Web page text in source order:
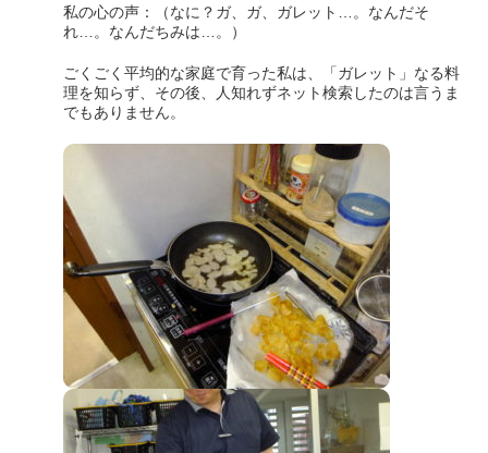
私の心の声：（なに？ガ、ガ、ガレット…。なんだそ
れ…。なんだちみは…。）
ごくごく平均的な家庭で育った私は、「ガレット」なる料
理を知らず、その後、人知れずネット検索したのは言うま
でもありません。